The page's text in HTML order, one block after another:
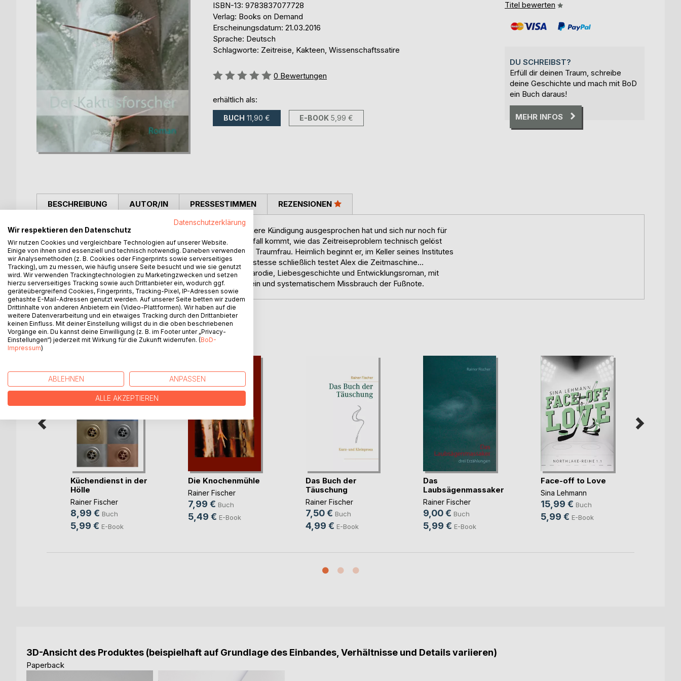
ISBN-13: 9783837077728
Verlag: Books on Demand
Erscheinungsdatum: 21.03.2016
Sprache: Deutsch
Schlagworte: Zeitreise, Kakteen, Wissenschaftssatire
Bewertung::
0 Bewertungen
erhältlich als:
BUCH 11,90 € E-BOOK 5,99 €
Titel bewerten
DU SCHREIBST?
Erfüll dir deinen Traum, schreibe
deine Geschichte und mach mit BoD
ein Buch daraus!
MEHR INFOS
BESCHREIBUNG
Alex ist ein Physiker, der frustriert von seiner Arbeit die innere Kündigung ausgesprochen hat und sich nur noch für
die Kakteenzucht interessiert, bis ihm eines Tages der Einfall kommt, wie das Zeitreiseproblem technisch gelöst
werden kann. Fast gleichzeitig lernt er Karin kennen, seine Traumfrau. Heimlich beginnt er, im Keller seines Institutes
seine Zeitmaschine zusammenzubauen. In der Neujahrstristesse schließlich testet Alex die Zeitmaschine…
Eine lange, ruhige Achterbahnfahrt durch Wissenschaftsparodie, Liebesgeschichte und Entwicklungsroman, mit
etwas Alternativ-Popkultur-Geschwätz, Zimmergärtnerlatein und systematischem Missbrauch der Fußnote.
AUTOR/IN PRESSESTIMMEN REZENSIONEN
WEITERE TITEL BEIBoD
Küchendienst in der
Hölle
Rainer Fischer
8,99 € Buch
5,99 € E-Book
Die Knochenmühle
Rainer Fischer
7,99 € Buch
5,49 € E-Book
Das Buch der
Täuschung
Rainer Fischer
7,50 € Buch
4,99 € E-Book
Das
Laubsägenmassaker
Rainer Fischer
9,00 € Buch
5,99 € E-Book
Face-off to Love
Sina Lehmann
15,99 € Buch
5,99 € E-Book
3D-Ansicht des Produktes (beispielhaft auf Grundlage des Einbandes, Verhältnisse und Details variieren)
Paperback
Datenschutzerklärung
Wir respektieren den Datenschutz
Wir nutzen Cookies und vergleichbare Technologien auf unserer Website.
Einige von ihnen sind essenziell und technisch notwendig. Daneben verwenden
wir Analysemethoden (z. B. Cookies oder Fingerprints sowie serverseitiges
Tracking), um zu messen, wie häufig unsere Seite besucht und wie sie genutzt
wird. Wir verwenden Trackingtechnologien zu Marketingzwecken und setzen
hierzu serverseitiges Tracking sowie auch Drittanbieter ein, wodurch ggf.
geräteübergreifend Cookies, Fingerprints, Tracking-Pixel, IP-Adressen sowie
gehashte E-Mail-Adressen genutzt werden. Auf unserer Seite betten wir zudem
Drittinhalte von anderen Anbietern ein (Video-Plattformen). Wir haben auf die
weitere Datenverarbeitung und ein etwaiges Tracking durch den Drittanbieter
keinen Einfluss. Mit deiner Einstellung willigst du in die oben beschriebenen
Vorgänge ein. Du kannst deine Einwilligung (z. B. im Footer unter „Privacy-
Einstellungen“) jederzeit mit Wirkung für die Zukunft widerrufen. (BoD-
Impressum)
ABLEHNEN ANPASSEN
ALLE AKZEPTIEREN